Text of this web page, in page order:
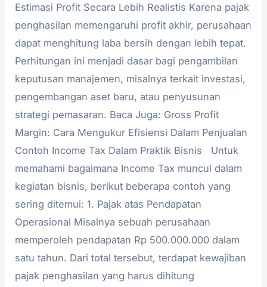
Estimasi Profit Secara Lebih Realistis Karena pajak
penghasilan memengaruhi profit akhir, perusahaan
dapat menghitung laba bersih dengan lebih tepat.
Perhitungan ini menjadi dasar bagi pengambilan
keputusan manajemen, misalnya terkait investasi,
pengembangan aset baru, atau penyusunan
strategi pemasaran. Baca Juga: Gross Profit
Margin: Cara Mengukur Efisiensi Dalam Penjualan
Contoh Income Tax Dalam Praktik Bisnis Untuk
memahami bagaimana Income Tax muncul dalam
kegiatan bisnis, berikut beberapa contoh yang
sering ditemui: 1. Pajak atas Pendapatan
Operasional Misalnya sebuah perusahaan
memperoleh pendapatan Rp 500.000.000 dalam
satu tahun. Dari total tersebut, terdapat kewajiban
pajak penghasilan yang harus dihitung